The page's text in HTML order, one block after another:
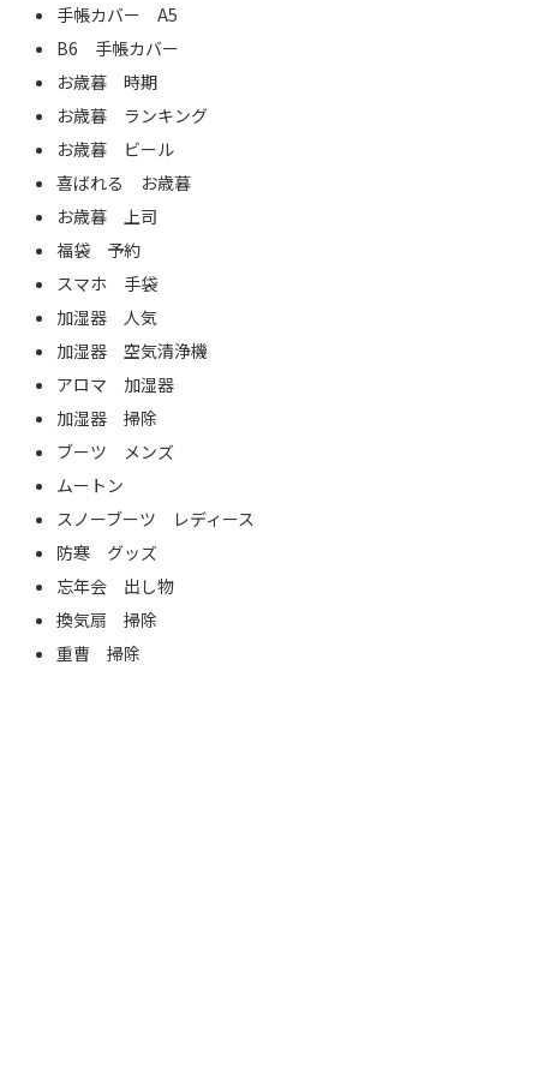
手帳カバー A5
B6 手帳カバー
お歳暮 時期
お歳暮 ランキング
お歳暮 ビール
喜ばれる お歳暮
お歳暮 上司
福袋 予約
スマホ 手袋
加湿器 人気
加湿器 空気清浄機
アロマ 加湿器
加湿器 掃除
ブーツ メンズ
ムートン
スノーブーツ レディース
防寒 グッズ
忘年会 出し物
換気扇 掃除
重曹 掃除